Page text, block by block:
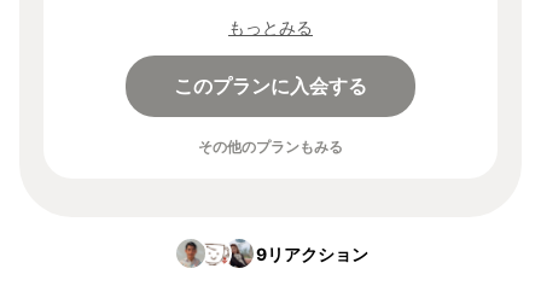
もっとみる
このプランに入会する
その他のプランもみる
9リアクション